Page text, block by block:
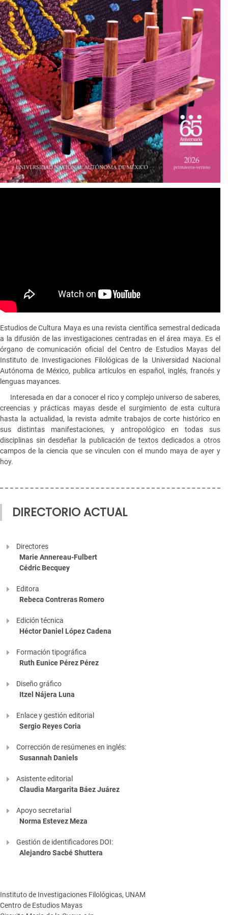
Estudios de Cultura Maya es una revista científica semestral dedicada
a la difusión de las investigaciones centradas en el área maya. Es el
órgano de comunicación oficial del Centro de Estudios Mayas del
Instituto de Investigaciones Filológicas de la Universidad Nacional
Autónoma de México, publica artículos en español, inglés, francés y
lenguas mayances.
Interesada en dar a conocer el rico y complejo universo de saberes,
creencias y prácticas mayas desde el surgimiento de esta cultura
hasta la actualidad, la revista admite trabajos de corte histórico en
sus distintas manifestaciones, y antropológico en todas sus
disciplinas sin desdeñar la publicación de textos dedicados a otros
campos de la ciencia que se vinculen con el mundo maya de ayer y
hoy.
DIRECTORIO ACTUAL
Directores
Marie Annereau-Fulbert
Cédric Becquey
Editora
Rebeca Contreras Romero
Edición técnica
Héctor Daniel López Cadena
Formación tipográfica
Ruth Eunice Pérez Pérez
Diseño gráfico
Itzel Nájera Luna
Enlace y gestión editorial
Sergio Reyes Coria
Corrección de resúmenes en inglés:
Susannah Daniels
Asistente editorial
Claudia Margarita Báez Juárez
Apoyo secretarial
Norma Estevez Meza
Gestión de identificadores DOI:
Alejandro Sacbé Shuttera
Instituto de Investigaciones Filológicas, UNAM
Centro de Estudios Mayas